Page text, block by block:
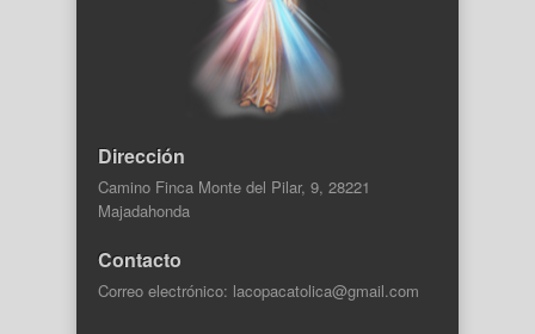
Dirección
Camino Finca Monte del Pilar, 9, 28221
Majadahonda
Contacto
Correo electrónico: lacopacatolica@gmail.com